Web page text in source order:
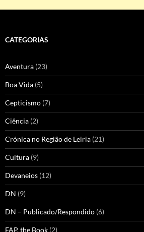
CATEGORIAS
Aventura (23)
Boa Vida (5)
Cepticismo (7)
Ciência (2)
Crónica no Região de Leiria (21)
Cultura (9)
Devaneios (12)
DN (9)
DN – Publicado/Respondido (6)
FAP, the Book (2)